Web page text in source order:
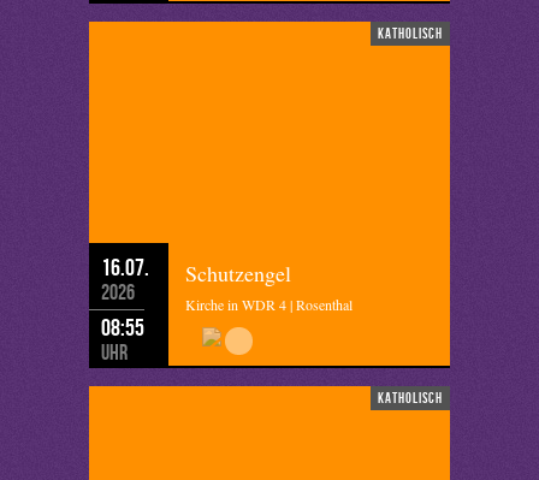
katholisch
16.07.
2026
08:55
Uhr
Schutzengel
Kirche in WDR 4 | Rosenthal
katholisch